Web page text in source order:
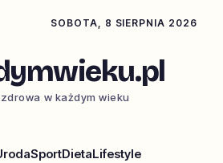
SOBOTA, 8 SIERPNIA 2026
w każdym wieku
SportDietaLifestyle